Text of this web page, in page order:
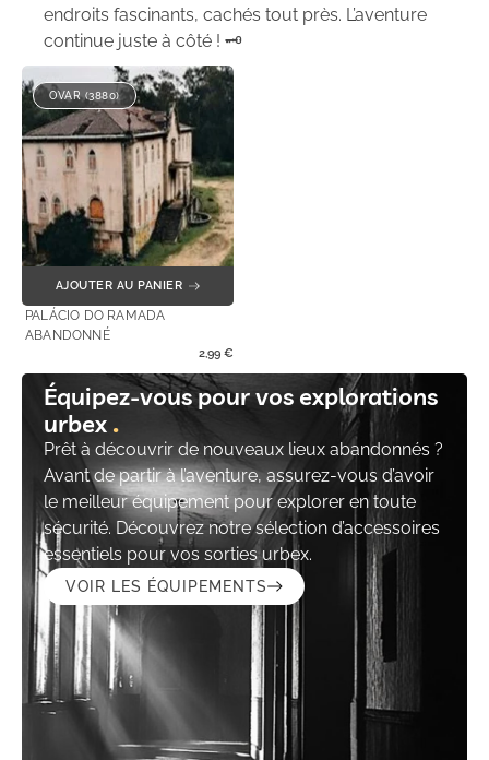
endroits fascinants, cachés tout près. L’aventure
continue juste à côté ! 🗝️
OVAR (3880)
AJOUTER AU PANIER
PALÁCIO DO RAMADA
ABANDONNÉ
2,99 €
Équipez-vous pour vos explorations
urbex
Prêt à découvrir de nouveaux lieux abandonnés ?
Avant de partir à l’aventure, assurez-vous d’avoir
le meilleur équipement pour explorer en toute
sécurité. Découvrez notre sélection d’accessoires
essentiels pour vos sorties urbex.
VOIR LES ÉQUIPEMENTS